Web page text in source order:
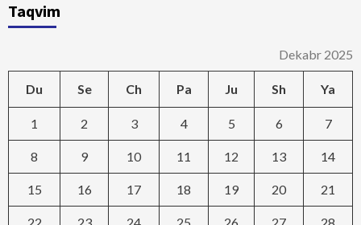
Taqvim
Dekabr 2025
Du Se Ch Pa Ju Sh Ya
1 2 3 4 5 6 7
8 9 10 11 12 13 14
15 16 17 18 19 20 21